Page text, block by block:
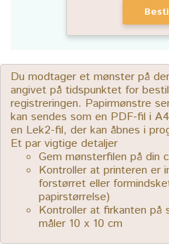
Du modtager et mønster på
angivet på tidspunktet for
registreringen. Papirmønstre
kan sendes som en PDF-fil i
en Lek2-fil, der kan åbnes i
Et par vigtige detaljer
Gem mønsterfilen på din
Kontroller at printeren er
forstørret eller
papirstørrelse)
Kontroller at firkanten
måler 10 x 10 cm